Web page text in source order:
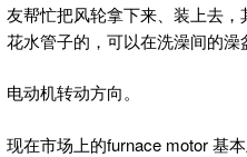
友帮忙把风轮拿下来、装上去
花水管子的，可以在洗澡间的澡
电动机转动方向。
现在市场上的furnace motor 基